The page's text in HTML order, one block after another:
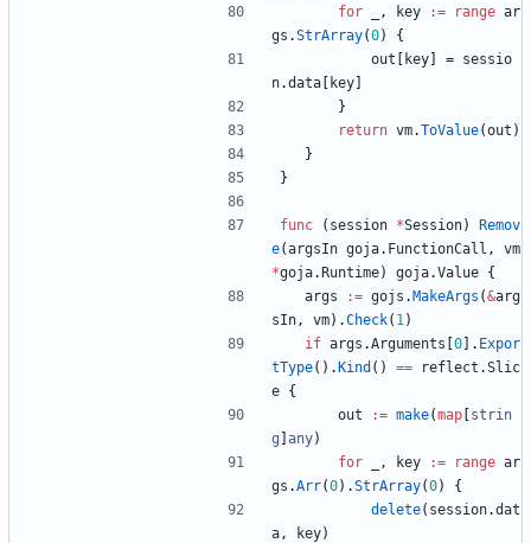
for
, key := range ar
gs .StrArray(0)
{
out
key = sessio
n.data key
}
return vm.ToValue(out )
}
}
func ( session *Session)
Remov
e(argsIn goja. FunctionCall ,
vm
*goja. Runtime) goja.Value {
args
:= gojs . MakeArgs (&arg
sIn, vm) .Check( 1)
if args .Arguments 0 . Expor
tType( ) . Kind ( ) == reflect .Slic
e {
out
:= make(map strin
g any)
for
, key := range ar
gs .Arr(0) .StrArray(0)
{
delete( session.dat
a, key)